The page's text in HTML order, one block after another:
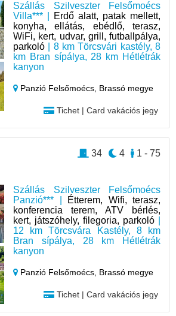
Szállás Szilveszter Felsőmoécs
Villa*** |
Erdő alatt, patak mellett,
konyha, ellátás, ebédlő, terasz,
WiFi, kert, udvar, grill, futballpálya,
parkoló | 8 km Törcsvári kastély, 8
km Bran sípálya, 28 km Hétlétrák
kanyon
Panzió Felsőmoécs, Brassó megye
Tichet | Card vakációs jegy
Szállás Szilveszter Felsőmoécs
Panzió*** |
Étterem, Wifi, terasz,
konferencia terem, ATV bérlés,
kert, játszóhely, filegoria, parkoló
12 km Törcsvára Kastély, 8 km
Bran sípálya, 28 km Hétlétrák
kanyon
Panzió Felsőmoécs, Brassó megye
Tichet | Card vakációs jegy
1 - 75
4
34